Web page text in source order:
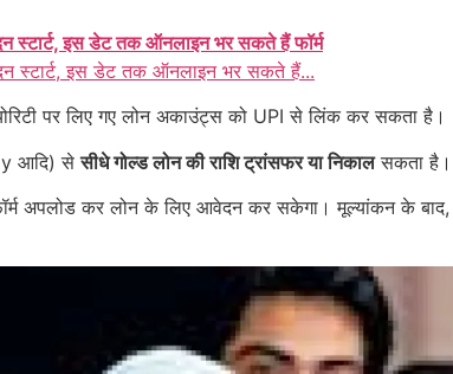
स्टार्ट, इस डेट तक ऑनलाइन भर सकते हैं फॉर्म
स्टार्ट, इस डेट तक ऑनलाइन भर सकते हैं...
पर लिए गए लोन अकाउंट्स को UPI से लिंक कर सकता है।
आदि) सेसीधे गोल्ड लोन की राशि ट्रांसफर या निकालसकता है।
अपलोड कर लोन के लिए आवेदन कर सकेगा। मूल्यांकन के बाद,